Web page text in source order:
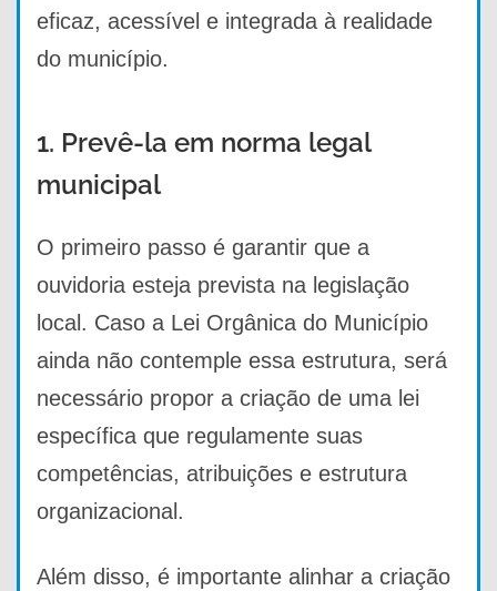
eficaz, acessível e integrada à realidade
do município.
1. Prevê-la em norma legal
municipal
O primeiro passo é garantir que a
ouvidoria esteja prevista na legislação
local. Caso a Lei Orgânica do Município
ainda não contemple essa estrutura, será
necessário propor a criação de uma lei
específica que regulamente suas
competências, atribuições e estrutura
organizacional.
Além disso, é importante alinhar a criação